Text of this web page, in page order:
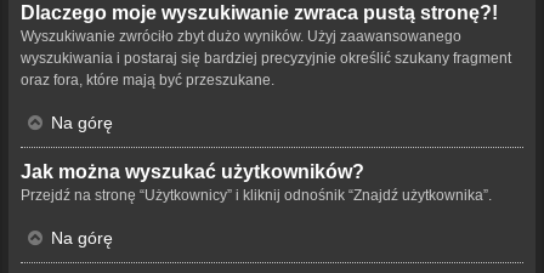
Dlaczego moje wyszukiwanie zwraca pustą stronę?!
Wyszukiwanie zwróciło zbyt dużo wyników. Użyj zaawansowanego
wyszukiwania i postaraj się bardziej precyzyjnie określić szukany fragment
oraz fora, które mają być przeszukane.
Na górę
Jak można wyszukać użytkowników?
Przejdź na stronę “Użytkownicy” i kliknij odnośnik “Znajdź użytkownika”.
Na górę